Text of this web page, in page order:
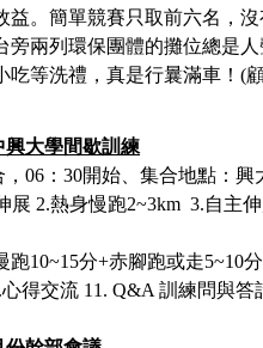
益。簡單競賽只取前六名，
旁兩列環保團體的攤位總是
吃等洗禮，真是行曩滿車！(
興大學間歇訓練
，06：30開始、集合地點：興
展 2.熱身慢跑2~3km 3.自主伸
跑10~15分+赤腳跑或走
得交流 11. Q&A 訓練問與答